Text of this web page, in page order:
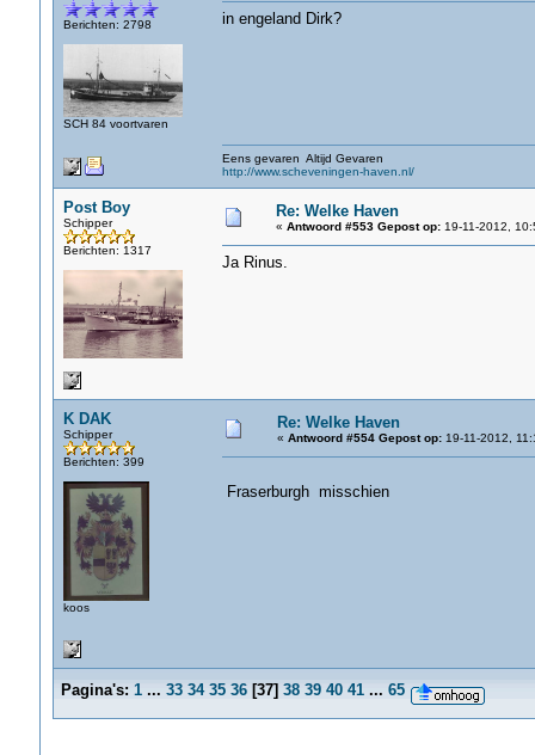
Berichten: 2798
SCH 84 voortvaren
in engeland Dirk?
Eens gevaren Altijd Gevaren
http://www.scheveningen-haven.nl/
Post Boy
Schipper
Berichten: 1317
Re: Welke Haven
« Antwoord #553 Gepost op:19-11-2012,
Ja Rinus.
K DAK
Schipper
Berichten: 399
koos
Re: Welke Haven
« Antwoord #554 Gepost op:19-11-2012,
Fraserburgh misschien
Pagina's: 1 ... 33 34 35 36[37] 38 39 40 41 ... 65